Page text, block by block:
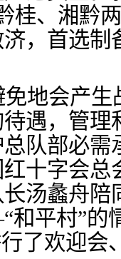
桂、湘黔
，首选制
免地会产
遇，管
队部必需
十字会
汤蠡舟
平村”的
了欢迎